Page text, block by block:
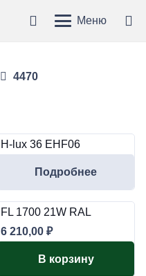
Меню
4470
H-lux 36 EHF06
Подробнее
FL 1700 21W RAL
6 210,00 ₽
В корзину